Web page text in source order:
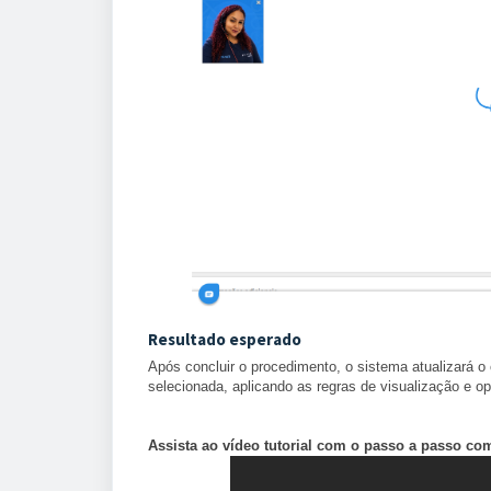
Resultado esperado
Após concluir o procedimento, o sistema atualizará
selecionada, aplicando as regras de visualização e
Assista ao vídeo tutorial com o passo a passo